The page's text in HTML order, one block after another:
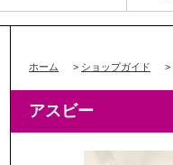
ホーム > ショップガイド >
アスビー